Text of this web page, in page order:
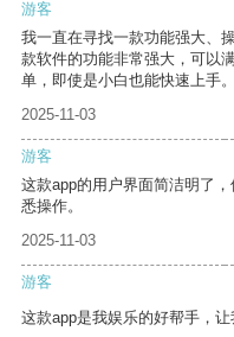
游客
我一直在寻找一款功能强大、
款软件的功能非常强大，可以
单，即使是小白也能快速上手。
2025-11-03
游客
这款app的用户界面简洁明了
悉操作。
2025-11-03
游客
这款app是我娱乐的好帮手，